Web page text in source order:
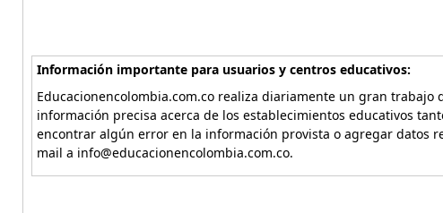
Información importante para usuarios y centros educativos:
Educacionencolombia.com.co realiza diariamente un gran
información precisa acerca de los establecimientos educativos
encontrar algún error en la información provista o agregar datos
mail a info@educacionencolombia.com.co.